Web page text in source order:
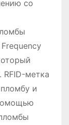
со
метка
и